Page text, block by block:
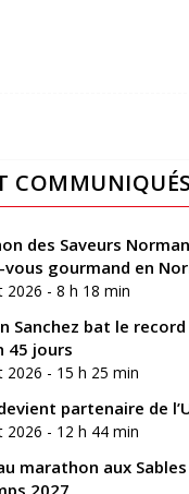
COMMUNIQUÉS
des Saveurs
vous gourmand en
2026 - 8 h 18 min
Sanchez bat le
45 jours
2026 - 15 h 25 min
partenaire de
2026 - 12 h 44 min
marathon aux Sables
2027